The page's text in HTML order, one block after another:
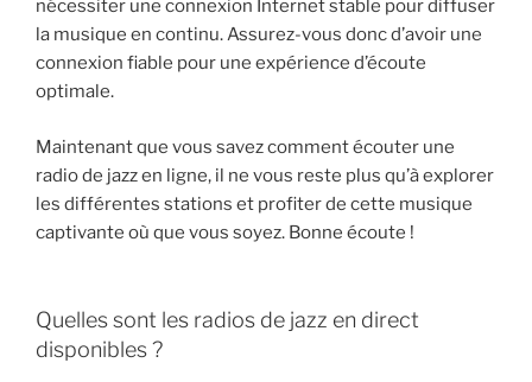
nécessiter une connexion Internet stable pour diffuser
la musique en continu. Assurez-vous donc d’avoir une
connexion fiable pour une expérience d’écoute
optimale.
Maintenant que vous savez comment écouter une
radio de jazz en ligne, il ne vous reste plus qu’à explorer
les différentes stations et profiter de cette musique
captivante où que vous soyez. Bonne écoute !
Quelles sont les radios de jazz en direct
disponibles ?